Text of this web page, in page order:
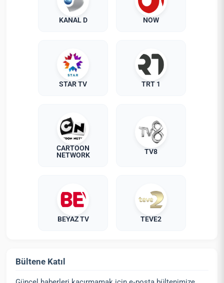
KANAL D NOW
STAR TV TRT 1
CARTOON
NETWORK
TV8
BEYAZ TV TEVE2
Bültene Katıl